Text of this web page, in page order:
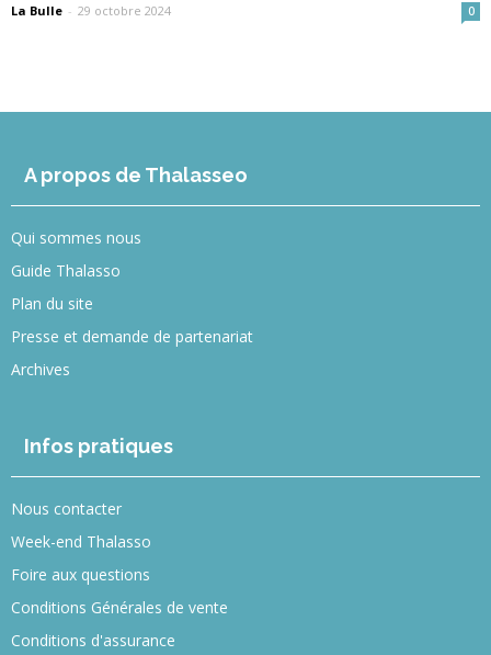
La Bulle - 29 octobre 2024 0
A propos de Thalasseo
Qui sommes nous
Guide Thalasso
Plan du site
Presse et demande de partenariat
Archives
Infos pratiques
Nous contacter
Week-end Thalasso
Foire aux questions
Conditions Générales de vente
Conditions d'assurance